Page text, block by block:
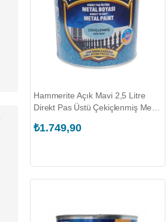
Hammerite Açık Mavi 2,5 Litre
Direkt Pas Üstü Çekiçlenmiş Metal
₺1.749,90